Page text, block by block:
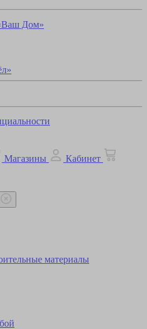
Дом»
Магазины
Кабинет
материалы